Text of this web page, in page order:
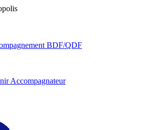
BDF/QDF
Accompagnateur